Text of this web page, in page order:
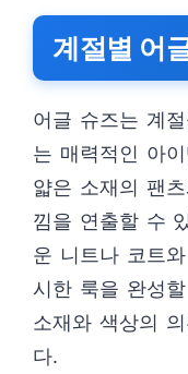
계절별 어
어글 슈즈는 계
는 매력적인 아
얇은 소재의 팬
낌을 연출할 수
운 니트나 코트
시한 룩을 완성
소재와 색상의
다.